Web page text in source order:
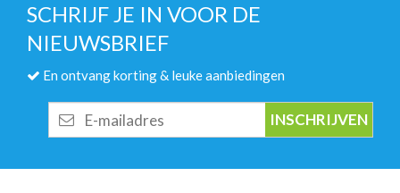
SCHRIJF JE IN VOOR DE
NIEUWSBRIEF
En ontvang korting & leuke aanbiedingen
mailadres